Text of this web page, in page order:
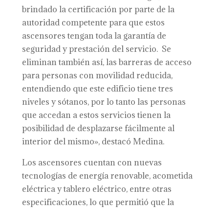
brindado la certificación por parte de la
autoridad competente para que estos
ascensores tengan toda la garantía de
seguridad y prestación del servicio. Se
eliminan también así, las barreras de acceso
para personas con movilidad reducida,
entendiendo que este edificio tiene tres
niveles y sótanos, por lo tanto las personas
que accedan a estos servicios tienen la
posibilidad de desplazarse fácilmente al
interior del mismo», destacó Medina.
Los ascensores cuentan con nuevas
tecnologías de energía renovable, acometida
eléctrica y tablero eléctrico, entre otras
especificaciones, lo que permitió que la